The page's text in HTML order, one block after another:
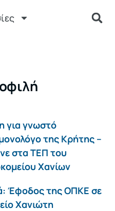
για γνωστό
της Κρήτης –
στα ΤΕΠ του
Χανίων
Έφοδος της ΟΠΚΕ σε
Χανιώτη